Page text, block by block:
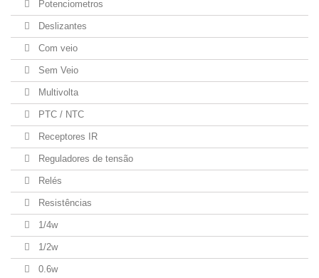
Potenciometros
Deslizantes
Com veio
Sem Veio
Multivolta
PTC / NTC
Receptores IR
Reguladores de tensão
Relés
Resistências
1/4w
1/2w
0.6w